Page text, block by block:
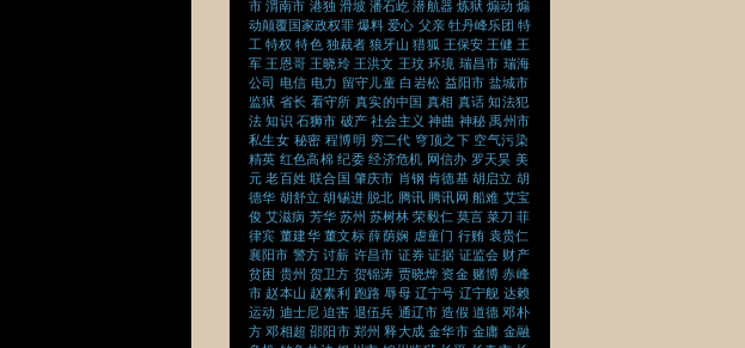
市 渭南市 港独 滑坡 潘石屹 潜航器 炼狱 煽动 煽
动颠覆国家政权罪 爆料 爱心 父亲 牡丹峰乐团 特
工 特权 特色 独裁者 狼牙山 猎狐 王保安 王健 王
军 王恩哥 王晓玲 王洪文 王玟 环境 瑞昌市 瑞海
公司 电信 电力 留守儿童 白岩松 益阳市 盐城市
监狱 省长 看守所 真实的中国 真相 真话 知法犯
法 知识 石狮市 破产 社会主义 神曲 神秘 禹州市
私生女 秘密 程博明 穷二代 穹顶之下 空气污染
精英 红色高棉 纪委 经济危机 网信办 罗天昊 美
元 老百姓 联合国 肇庆市 肖钢 肯德基 胡启立 胡
德华 胡舒立 胡锡进 脱北 腾讯 腾讯网 船难 艾宝
俊 艾滋病 芳华 苏州 苏树林 荣毅仁 莫言 菜刀 菲
律宾 董建华 董文标 薛荫娴 虐童门 行贿 袁贵仁
襄阳市 警方 讨薪 许昌市 证券 证据 证监会 财产
贫困 贵州 贺卫方 贺锦涛 贾晓烨 资金 赌博 赤峰
市 赵本山 赵素利 跑路 辱母 辽宁号 辽宁舰 达赖
运动 迪士尼 迫害 退伍兵 通辽市 造假 道德 邓朴
方 邓相超 邵阳市 郑州 释大成 金华市 金庸 金融